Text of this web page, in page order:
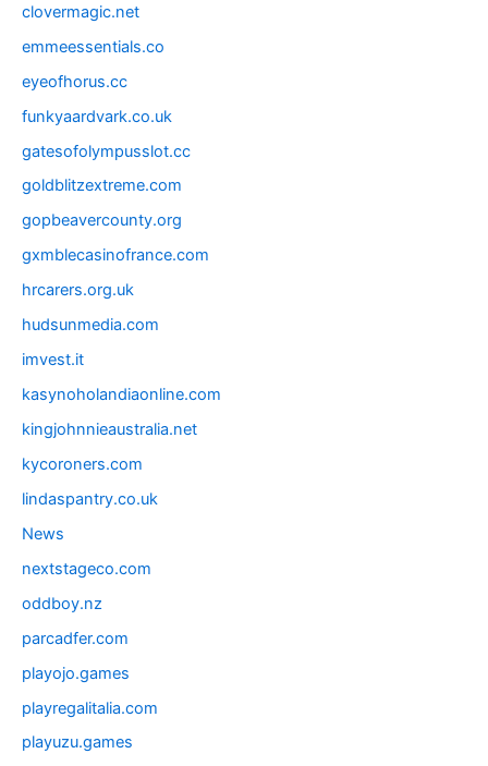
clovermagic.net
emmeessentials.co
eyeofhorus.cc
funkyaardvark.co.uk
gatesofolympusslot.cc
goldblitzextreme.com
gopbeavercounty.org
gxmblecasinofrance.com
hrcarers.org.uk
hudsunmedia.com
imvest.it
kasynoholandiaonline.com
kingjohnnieaustralia.net
kycoroners.com
lindaspantry.co.uk
News
nextstageco.com
oddboy.nz
parcadfer.com
playojo.games
playregalitalia.com
playuzu.games